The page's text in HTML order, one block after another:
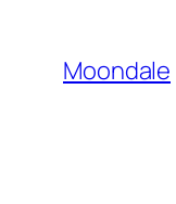
contenido
Moondale